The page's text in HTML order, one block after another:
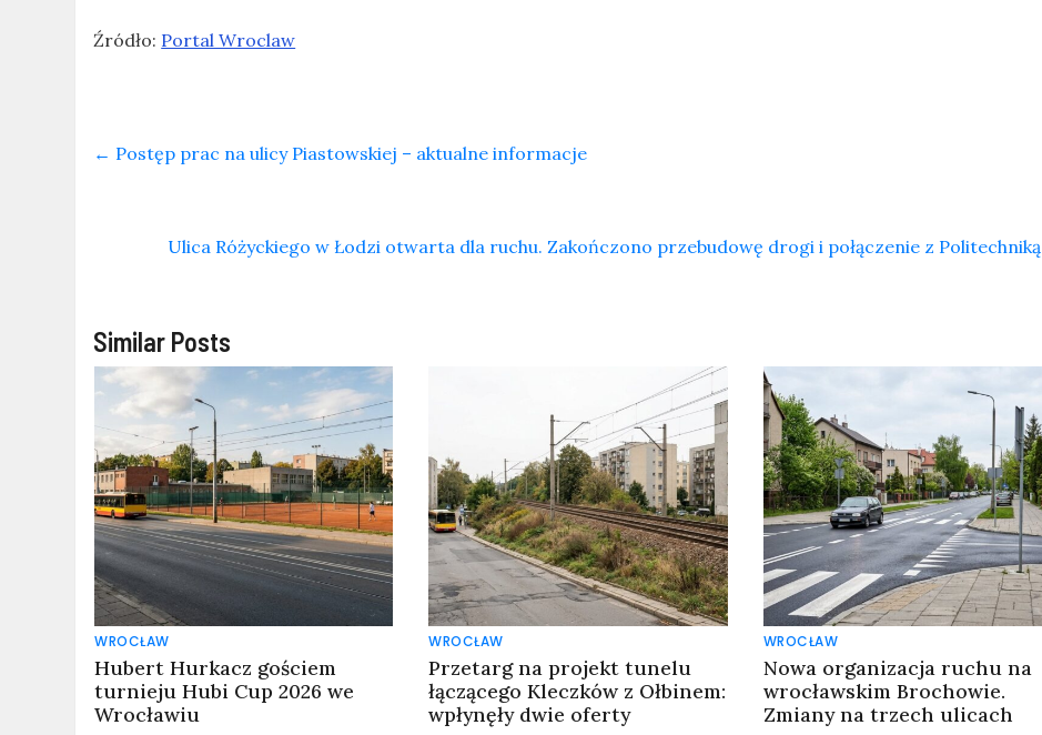
Źródło: Portal Wroclaw
← Postęp prac na ulicy Piastowskiej – aktualne informacje
Ulica Różyckiego w Łodzi otwarta dla ruchu. Zakończono przebudowę drogi i połączenie z Politechniką
Similar Posts
WROCŁAW
Hubert Hurkacz gościem
turnieju Hubi Cup 2026 we
Wrocławiu
WROCŁAW
Przetarg na projekt tunelu
łączącego Kleczków z Ołbinem:
wpłynęły dwie oferty
WROCŁAW
Nowa organizacja ruchu na
wrocławskim Brochowie.
Zmiany na trzech ulicach